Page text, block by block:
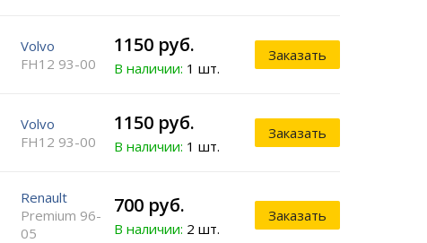
Volvo
FH12 93-00
1150 руб.
В наличии: 1 шт.
Заказать
Volvo
FH12 93-00
1150 руб.
В наличии: 1 шт.
Заказать
Renault
Premium 96-
05
700 руб.
В наличии: 2 шт.
Заказать